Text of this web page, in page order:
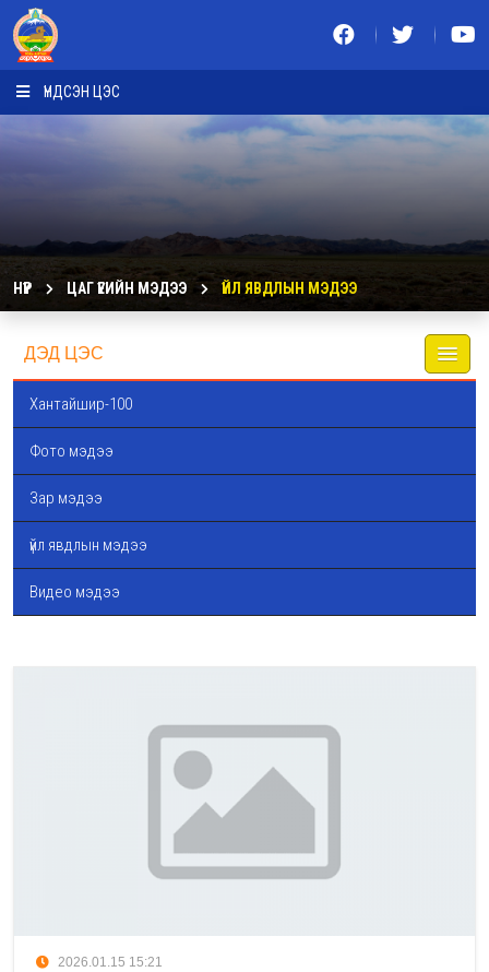
ҮНДСЭН ЦЭС
НҮҮР ЦАГ ҮЕИЙН МЭДЭЭ ҮЙЛ ЯВДЛЫН МЭДЭЭ
ДЭД ЦЭС
Хантайшир-100
Фото мэдээ
Зар мэдээ
үйл явдлын мэдээ
Видео мэдээ
2026.01.15 15:21